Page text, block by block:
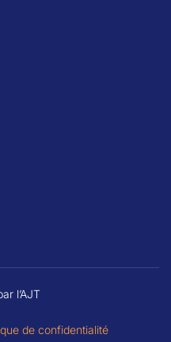
l’AJT
de confidentialité